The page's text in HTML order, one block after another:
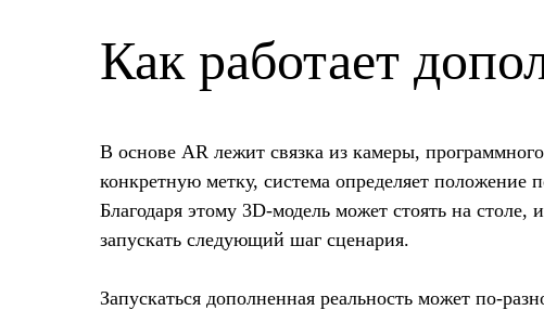
Как работает
В основе AR лежит связка из камеры,
конкретную метку, система определяет положение
Благодаря этому 3D-модель может стоять на
запускать следующий шаг сценария.
Запускаться дополненная реальность может по-